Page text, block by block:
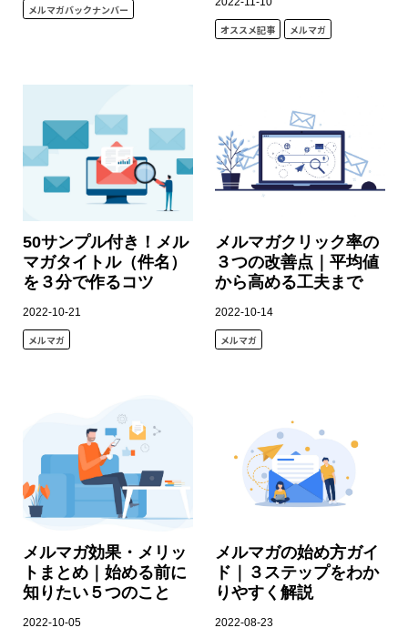
メルマガバックナンバー
オススメ記事 メルマガ
50サンプル付き！メル
マガタイトル（件名）
を３分で作るコツ
2022-10-21
メルマガ
メルマガクリック率の
３つの改善点｜平均値
から高める工夫まで
2022-10-14
メルマガ
メルマガ効果・メリッ
トまとめ｜始める前に
知りたい５つのこと
2022-10-05
メルマガの始め方ガイ
ド｜３ステップをわか
りやすく解説
2022-08-23